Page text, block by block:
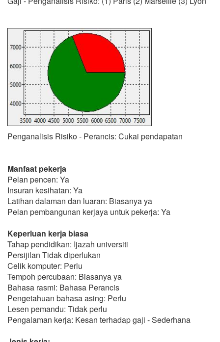
Penganalisis Risiko - Perancis: Cukai pendapatan
Manfaat pekerja
Pelan pencen: Ya
Insuran kesihatan: Ya
Latihan dalaman dan luaran: Biasanya ya
Pelan pembangunan kerjaya untuk pekerja: Ya
Keperluan kerja biasa
Tahap pendidikan: Ijazah universiti
Persijilan Tidak diperlukan
Celik komputer: Perlu
Tempoh percubaan: Biasanya ya
Bahasa rasmi: Bahasa Perancis
Pengetahuan bahasa asing: Perlu
Lesen pemandu: Tidak perlu
Pengalaman kerja: Kesan terhadap gaji - Sederhana